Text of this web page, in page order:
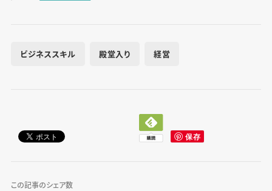
ビジネススキル 殿堂入り 経営
この記事のシェア数